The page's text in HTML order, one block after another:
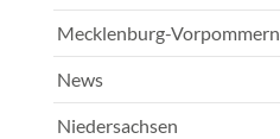
Mecklenburg-Vorpommern
News
Niedersachsen